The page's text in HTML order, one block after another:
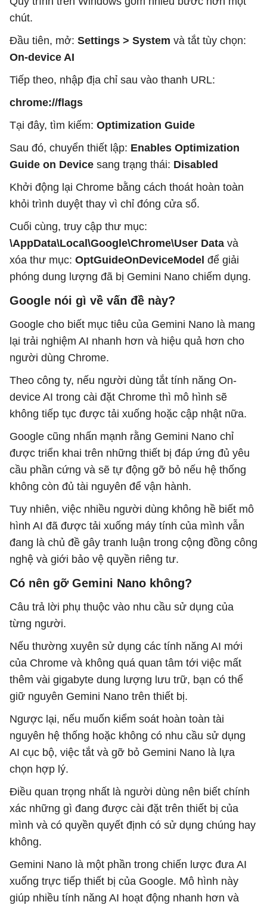
chút.
Đầu tiên, mở: Settings > System và tắt tùy chọn:
On-device AI
Tiếp theo, nhập địa chỉ sau vào thanh URL:
chrome://flags
Tại đây, tìm kiếm: Optimization Guide
Sau đó, chuyển thiết lập: Enables Optimization
Guide on Device sang trạng thái: Disabled
Khởi động lại Chrome bằng cách thoát hoàn toàn
khỏi trình duyệt thay vì chỉ đóng cửa sổ.
Cuối cùng, truy cập thư mục:
\AppData\Local\Google\Chrome\User Data và
xóa thư mục: OptGuideOnDeviceModel để giải
phóng dung lượng đã bị Gemini Nano chiếm dụng.
Google nói gì về vấn đề này?
Google cho biết mục tiêu của Gemini Nano là mang
lại trải nghiệm AI nhanh hơn và hiệu quả hơn cho
người dùng Chrome.
Theo công ty, nếu người dùng tắt tính năng On-
device AI trong cài đặt Chrome thì mô hình sẽ
không tiếp tục được tải xuống hoặc cập nhật nữa.
Google cũng nhấn mạnh rằng Gemini Nano chỉ
được triển khai trên những thiết bị đáp ứng đủ yêu
cầu phần cứng và sẽ tự động gỡ bỏ nếu hệ thống
không còn đủ tài nguyên để vận hành.
Tuy nhiên, việc nhiều người dùng không hề biết mô
hình AI đã được tải xuống máy tính của mình vẫn
đang là chủ đề gây tranh luận trong cộng đồng công
nghệ và giới bảo vệ quyền riêng tư.
Có nên gỡ Gemini Nano không?
Câu trả lời phụ thuộc vào nhu cầu sử dụng của
từng người.
Nếu thường xuyên sử dụng các tính năng AI mới
của Chrome và không quá quan tâm tới việc mất
thêm vài gigabyte dung lượng lưu trữ, bạn có thể
giữ nguyên Gemini Nano trên thiết bị.
Ngược lại, nếu muốn kiểm soát hoàn toàn tài
nguyên hệ thống hoặc không có nhu cầu sử dụng
AI cục bộ, việc tắt và gỡ bỏ Gemini Nano là lựa
chọn hợp lý.
Điều quan trọng nhất là người dùng nên biết chính
xác những gì đang được cài đặt trên thiết bị của
mình và có quyền quyết định có sử dụng chúng hay
không.
Gemini Nano là một phần trong chiến lược đưa AI
xuống trực tiếp thiết bị của Google. Mô hình này
giúp nhiều tính năng AI hoạt động nhanh hơn và